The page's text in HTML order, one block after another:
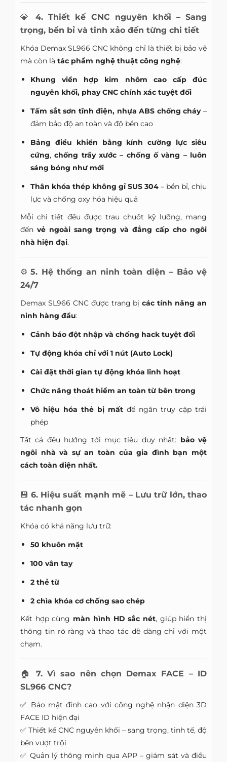
💎4. Thiết kế CNC nguyên khối – Sang
trọng, bền bỉ và tinh xảo đến từng chi tiết
Khóa Demax SL966 CNC không chỉ là thiết bị bảo vệ
mà còn là tác phẩm nghệ thuật công nghệ:
Khung viền hợp kim nhôm cao cấp đúc
nguyên khối, phay CNC chính xác tuyệt đối
Tấm sắt sơn tĩnh điện, nhựa ABS chống cháy–
đảm bảo độ an toàn và độ bền cao
Bảng điều khiển bằng kính cường lực siêu
cứng,chống trầy xước – chống ố vàng – luôn
sáng bóng như mới
Thân khóa thép không gỉ SUS 304 – bền bỉ, chịu
lực và chống oxy hóa hiệu quả
Mỗi chi tiết đều được trau chuốt kỹ lưỡng, mang
đến vẻ ngoài sang trọng và đẳng cấp cho ngôi
nhà hiện đại.
⚙️5. Hệ thống an ninh toàn diện – Bảo vệ
24/7
Demax SL966 CNC được trang bịcác tính năng an
ninh hàng đầu:
Cảnh báo đột nhập và chống hack tuyệt đối
Tự động khóa chỉ với 1 nút (Auto Lock)
Cài đặt thời gian tự động khóa linh hoạt
Chức năng thoát hiểm an toàn từ bên trong
Vô hiệu hóa thẻ bị mất để ngăn truy cập trái
phép
Tất cả đều hướng tới mục tiêu duy nhất: bảo vệ
ngôi nhà và sự an toàn của gia đình bạn một
cách toàn diện nhất.
💾 6. Hiệu suất mạnh mẽ – Lưu trữ lớn, thao
tác nhanh gọn
Khóa có khả năng lưu trữ:
50 khuôn mặt
100 vân tay
2 thẻ từ
2 chìa khóa cơ chống sao chép
Kết hợp cùng màn hình HD sắc nét, giúp hiển thị
thông tin rõ ràng và thao tác dễ dàng chỉ với một
chạm.
🏠 7. Vì sao nên chọn Demax FACE – ID
SL966 CNC?
✅ Bảo mật đỉnh cao với công nghệ nhận diện 3D
FACE ID hiện đại
✅ Thiết kế CNC nguyên khối – sang trọng, tinh tế, độ
bền vượt trội
✅ Quản lý thông minh qua APP – giám sát và điều